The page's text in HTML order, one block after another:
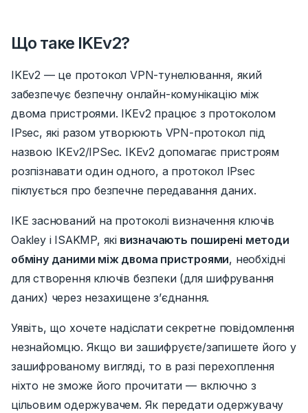
Що таке IKEv2?
IKEv2 — це протокол VPN-тунелювання, який
забезпечує безпечну онлайн-комунікацію між
двома пристроями. IKEv2 працює з протоколом
IPsec, які разом утворюють VPN-протокол під
назвою IKEv2/IPSec. IKEv2 допомагає пристроям
розпізнавати один одного, а протокол IPsec
піклується про безпечне передавання даних.
IKE заснований на протоколі визначення ключів
Oakley і ISAKMP, які визначають поширені методи
обміну даними між двома пристроями, необхідні
для створення ключів безпеки (для шифрування
даних) через незахищене з’єднання.
Уявіть, що хочете надіслати секретне повідомлення
незнайомцю. Якщо ви зашифруєте/запишете його у
зашифрованому вигляді, то в разі перехоплення
ніхто не зможе його прочитати— включно з
цільовим одержувачем. Як передати одержувачу